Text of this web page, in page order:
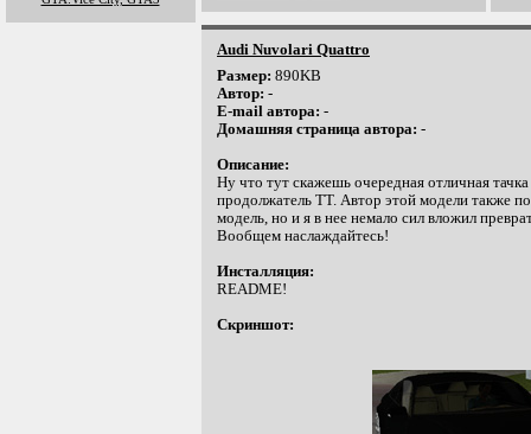
Audi Nuvolari Quattro
Размер: 890KB
Автор: -
E-mail автора: -
Домашняя страница автора: -
Описание:
Ну что тут скажешь очередная отличная
продолжатель ТТ. Автор этой модели также
модель, но и я в нее немало сил вложил
Вообщем наслаждайтесь!
Инсталляция:
README!
Скриншот: